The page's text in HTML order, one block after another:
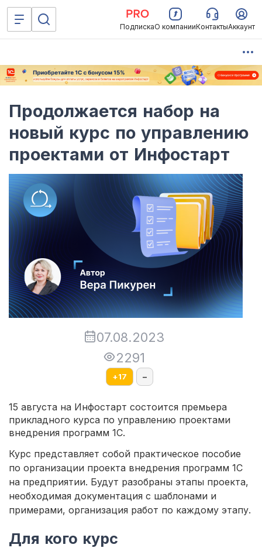
ПодпискаО компанииКонтактыАккаунт
Продолжается набор на
новый курс по управлению
проектами от Инфостарт
07.08.2023
2291
+17 –
15 августа на Инфостарт состоится премьера
прикладного курса по управлению проектами
внедрения программ 1С.
Курс представляет собой практическое пособие
по организации проекта внедрения программ 1С
на предприятии. Будут разобраны этапы проекта,
необходимая документация с шаблонами и
примерами, организация работ по каждому этапу.
Для кого курс